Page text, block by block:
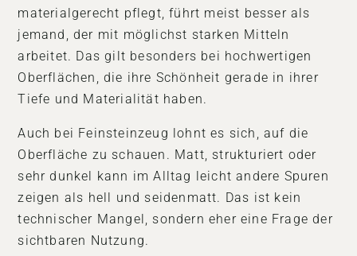
materialgerecht pflegt, führt meist besser als
jemand, der mit möglichst starken Mitteln
arbeitet. Das gilt besonders bei hochwertigen
Oberflächen, die ihre Schönheit gerade in ihrer
Tiefe und Materialität haben.
Auch bei Feinsteinzeug lohnt es sich, auf die
Oberfläche zu schauen. Matt, strukturiert oder
sehr dunkel kann im Alltag leicht andere Spuren
zeigen als hell und seidenmatt. Das ist kein
technischer Mangel, sondern eher eine Frage der
sichtbaren Nutzung.